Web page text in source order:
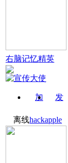
右脑记忆精英
加
发
离线hackapple